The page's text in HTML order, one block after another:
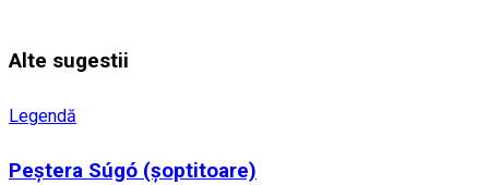
Alte sugestii
Legendă
Peștera Súgó (șoptitoare)